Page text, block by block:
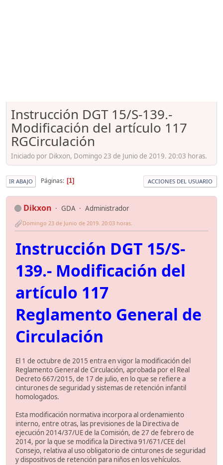
Instrucción DGT 15/S-139.-
Modificación del artículo 117
RGCirculación
Iniciado por Dikxon, Domingo 23 de Junio de 2019. 20:03 horas.
IR ABAJO Páginas 1 ACCIONES DEL USUARIO
Dikxon GDA Administrador
Domingo 23 de Junio de 2019. 20:03 horas.
Instrucción DGT 15/S-
139.- Modificación del
artículo 117
Reglamento General de
Circulación
El 1 de octubre de 2015 entra en vigor la modificación del
Reglamento General de Circulación, aprobada por el Real
Decreto 667/2015, de 17 de julio, en lo que se refiere a
cinturones de seguridad y sistemas de retención infantil
homologados.
Esta modificación normativa incorpora al ordenamiento
interno, entre otras, las previsiones de la Directiva de
ejecución 2014/37/UE de la Comisión, de 27 de febrero de
2014, por la que se modifica la Directiva 91/671/CEE del
Consejo, relativa al uso obligatorio de cinturones de seguridad
y dispositivos de retención para niños en los vehículos.